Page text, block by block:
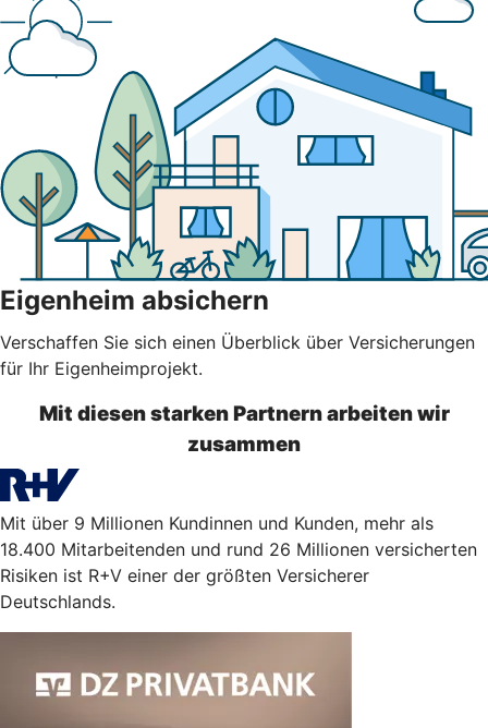
Eigenheim absichern
Verschaffen Sie sich einen Überblick über Versicherungen
für Ihr Eigenheimprojekt.
Mit diesen starken Partnern arbeiten wir
zusammen
Mit über 9 Millionen Kundinnen und Kunden, mehr als
18.400 Mitarbeitenden und rund 26 Millionen versicherten
Risiken ist R+V einer der größten Versicherer
Deutschlands.